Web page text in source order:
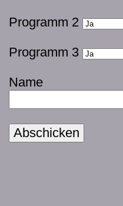
Programm 2
Programm 3
Name